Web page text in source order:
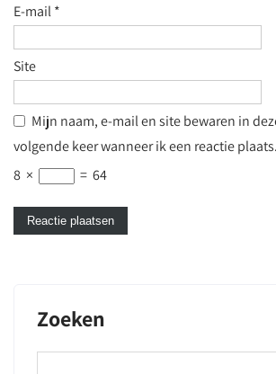
E-mail*
Site
Mijn naam, e-mail en site bewaren in
volgende keer wanneer ik een reactie plaats.
8 × = 64
Zoeken